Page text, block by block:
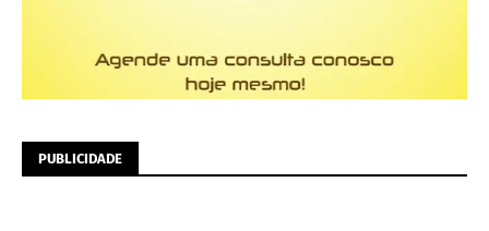
PUBLICIDADE